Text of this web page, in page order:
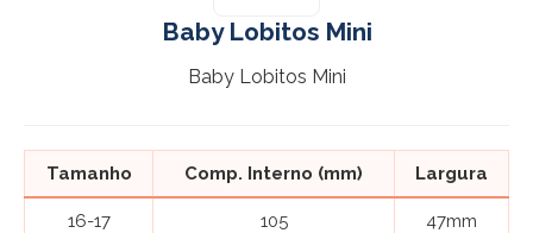
Baby Lobitos Mini
Baby Lobitos Mini
Tamanho Comp. Interno (mm) Largura
16-17 105 47mm